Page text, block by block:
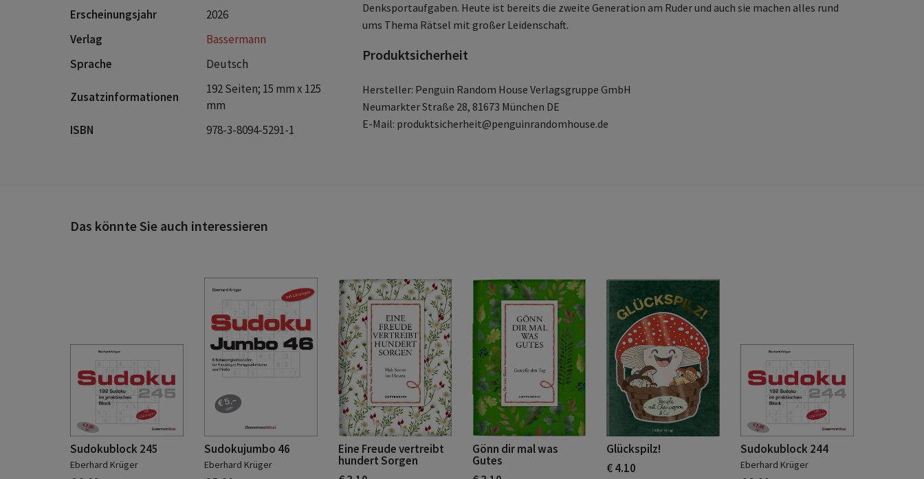
Erscheinungsjahr
2026
Verlag
Bassermann
Sprache
Deutsch
Zusatzinformationen
192 Seiten; 15 mm x 125
mm
ISBN
978-3-8094-5291-1
Denksportaufgaben. Heute ist bereits die zweite Generation am Ruder und auch sie machen alles rund
ums Thema Rätsel mit großer Leidenschaft.
Produktsicherheit
Hersteller: Penguin Random House Verlagsgruppe GmbH
Neumarkter Straße 28, 81673 München DE
E-Mail: produktsicherheit@penguinrandomhouse.de
Das könnte Sie auch interessieren
Sudokublock 245
Eberhard Krüger
Sudokujumbo 46
Eberhard Krüger
Eine Freude vertreibt
hundert Sorgen
Gönn dir mal was
Gutes
Glückspilz!
€ 4.10
Sudokublock 244
Eberhard Krüger